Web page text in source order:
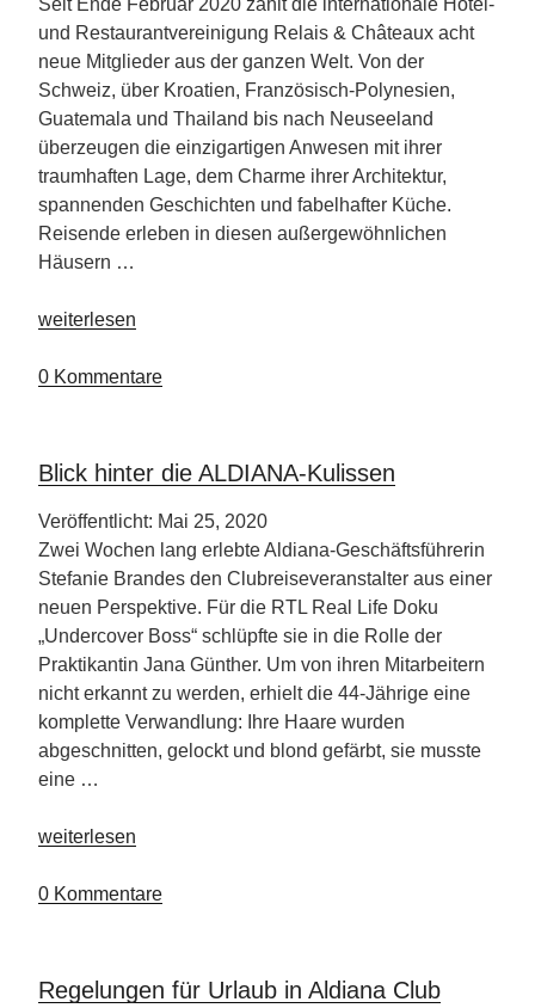
und Restaurantvereinigung Relais & Châteaux acht
neue Mitglieder aus der ganzen Welt. Von der
Schweiz, über Kroatien, Französisch-Polynesien,
Guatemala und Thailand bis nach Neuseeland
überzeugen die einzigartigen Anwesen mit ihrer
traumhaften Lage, dem Charme ihrer Architektur,
spannenden Geschichten und fabelhafter Küche.
Reisende erleben in diesen außergewöhnlichen
Häusern …
„Acht
Mitglieder
&
Châteaux“
weiterlesen
0 Kommentare
Blick hinter die ALDIANA-Kulissen
Veröffentlicht: Mai 25, 2020
Zwei Wochen lang erlebte Aldiana-Geschäftsführerin
Stefanie Brandes den Clubreiseveranstalter aus einer
neuen Perspektive. Für die RTL Real Life Doku
„Undercover Boss“ schlüpfte sie in die Rolle der
Praktikantin Jana Günther. Um von ihren Mitarbeitern
nicht erkannt zu werden, erhielt die 44-Jährige eine
komplette Verwandlung: Ihre Haare wurden
abgeschnitten, gelockt und blond gefärbt, sie musste
eine …
„Blick
die
weiterlesen
0 Kommentare
Regelungen für Urlaub in Aldiana Club